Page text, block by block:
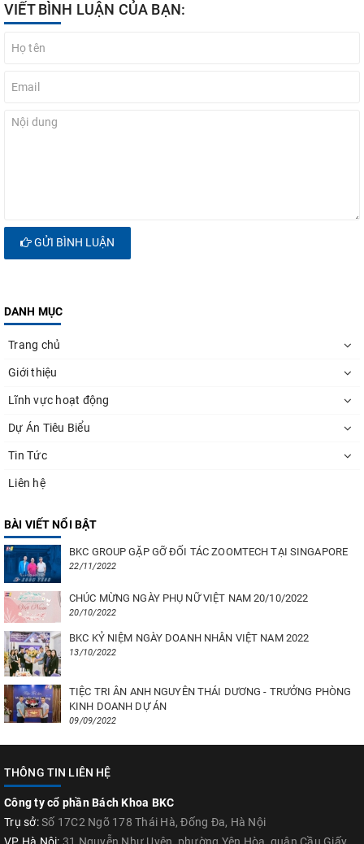
VIẾT BÌNH LUẬN CỦA BẠN:
GỬI BÌNH LUẬN
DANH MỤC
Trang chủ
Giới thiệu
Lĩnh vực hoạt động
Dự Án Tiêu Biểu
Tin Tức
Liên hệ
BÀI VIẾT NỔI BẬT
BKC GROUP GẶP GỠ ĐỐI TÁC ZOOMTECH TẠI SINGAPORE
22/11/2022
CHÚC MỪNG NGÀY PHỤ NỮ VIỆT NAM 20/10/2022
20/10/2022
BKC KỶ NIỆM NGÀY DOANH NHÂN VIỆT NAM 2022
13/10/2022
TIỆC TRI ÂN ANH NGUYÊN THÁI DƯƠNG - TRƯỞNG PHÒNG
KINH DOANH DỰ ÁN
09/09/2022
THÔNG TIN LIÊN HỆ
Công ty cổ phần Bách Khoa BKC
Trụ sở:Số 17C2 Ngõ 178 Thái Hà, Đống Đa, Hà Nội
VP Hà Nội: 31 Nguyễn Như Uyên, phường Yên Hòa, quận Cầu Giấy,